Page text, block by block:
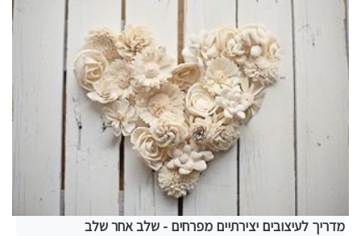
מדריך לעיצובים יצירתיים מפרחים - שלב אחר שלב